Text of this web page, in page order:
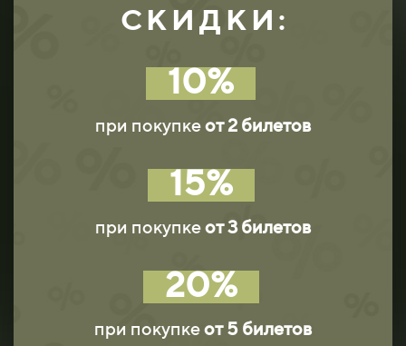
СКИДКИ:
10%
при покупкеот 2 билетов
15%
при покупкеот 3 билетов
20%
при покупкеот 5 билетов